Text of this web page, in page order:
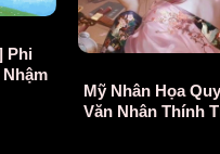
Phi
Mỹ Nhân Họa
Văn Nhân Thính